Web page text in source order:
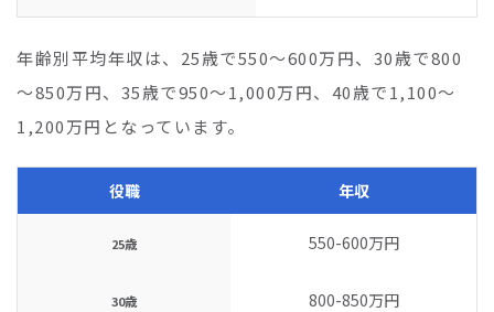
年齢別平均年収は、25歳で550～600万円、30歳で800
～850万円、35歳で950～1,000万円、40歳で1,100～
1,200万円となっています。
役職 年収
25歳 550-600万円
30歳 800-850万円